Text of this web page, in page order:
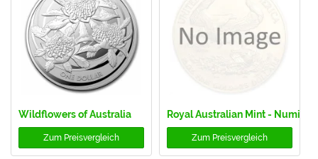
Wildflowers of Australia
Zum Preisvergleich
Royal Australian Mint -
Zum Preisvergleich